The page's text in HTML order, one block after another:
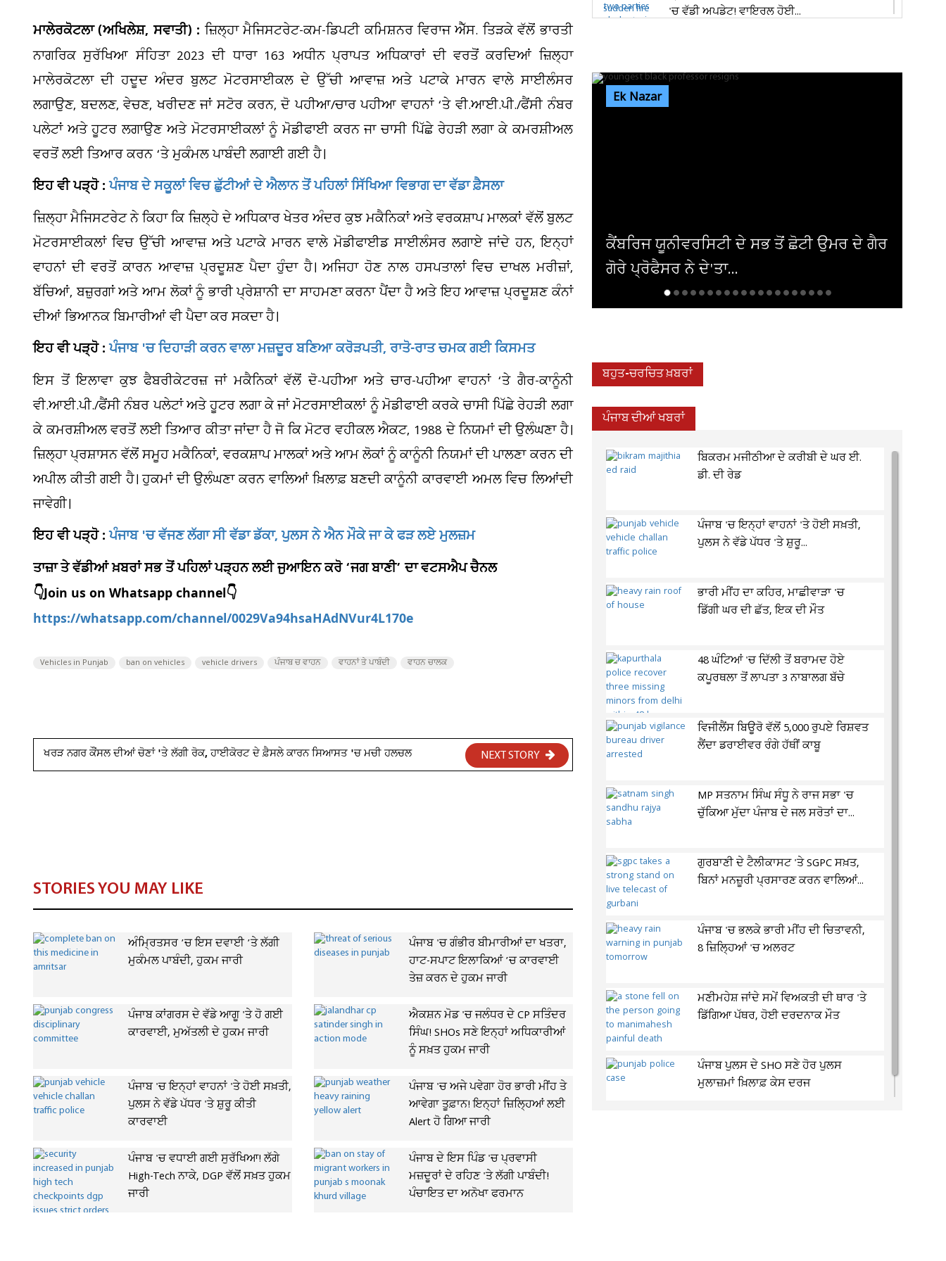
ਮਾਲੇਰਕੋਟਲਾ (ਅਖਿਲੇਸ਼, ਸਵਾਤੀ) :ਜ਼ਿਲ੍ਹਾ ਮੈਜਿਸਟਰੇਟ-ਕਮ-ਡਿਪਟੀ ਕਮਿਸ਼ਨਰ ਵਿਰਾਜ ਐੱਸ. ਤਿੜਕੇ ਵੱਲੋਂ ਭਾਰਤੀ
ਨਾਗਰਿਕ ਸੁਰੱਖਿਆ ਸੰਹਿਤਾ 2023 ਦੀ ਧਾਰਾ 163 ਅਧੀਨ ਪ੍ਰਾਪਤ ਅਧਿਕਾਰਾਂ ਦੀ ਵਰਤੋਂ ਕਰਦਿਆਂ ਜ਼ਿਲ੍ਹਾ
ਮਾਲੇਰਕੋਟਲਾ ਦੀ ਹਦੂਦ ਅੰਦਰ ਬੁਲਟ ਮੋਟਰਸਾਈਕਲ ਦੇ ਉੱਚੀ ਆਵਾਜ਼ ਅਤੇ ਪਟਾਕੇ ਮਾਰਨ ਵਾਲੇ ਸਾਈਲੰਸਰ
ਲਗਾਉਣ, ਬਦਲਣ, ਵੇਚਣ, ਖਰੀਦਣ ਜਾਂ ਸਟੋਰ ਕਰਨ, ਦੋ ਪਹੀਆ/ਚਾਰ ਪਹੀਆ ਵਾਹਨਾਂ ‘ਤੇ ਵੀ.ਆਈ.ਪੀ./ਫੈਂਸੀ ਨੰਬਰ
ਪਲੇਟਾਂ ਅਤੇ ਹੂਟਰ ਲਗਾਉਣ ਅਤੇ ਮੋਟਰਸਾਈਕਲਾਂ ਨੂੰ ਮੋਡੀਫਾਈ ਕਰਨ ਜਾ ਚਾਸੀ ਪਿੱਛੇ ਰੇਹੜੀ ਲਗਾ ਕੇ ਕਮਰਸ਼ੀਅਲ
ਵਰਤੋਂ ਲਈ ਤਿਆਰ ਕਰਨ ‘ਤੇ ਮੁਕੰਮਲ ਪਾਬੰਦੀ ਲਗਾਈ ਗਈ ਹੈ।
ਇਹ ਵੀ ਪੜ੍ਹੋ :ਪੰਜਾਬ ਦੇ ਸਕੂਲਾਂ ਵਿਚ ਛੁੱਟੀਆਂ ਦੇ ਐਲਾਨ ਤੋਂ ਪਹਿਲਾਂ ਸਿੱਖਿਆ ਵਿਭਾਗ ਦਾ ਵੱਡਾ ਫ਼ੈਸਲਾ
ਜ਼ਿਲ੍ਹਾ ਮੈਜਿਸਟਰੇਟ ਨੇ ਕਿਹਾ ਕਿ ਜ਼ਿਲ੍ਹੇ ਦੇ ਅਧਿਕਾਰ ਖੇਤਰ ਅੰਦਰ ਕੁਝ ਮਕੈਨਿਕਾਂ ਅਤੇ ਵਰਕਸ਼ਾਪ ਮਾਲਕਾਂ ਵੱਲੋਂ ਬੁਲਟ
ਮੋਟਰਸਾਈਕਲਾਂ ਵਿਚ ਉੱਚੀ ਆਵਾਜ਼ ਅਤੇ ਪਟਾਕੇ ਮਾਰਨ ਵਾਲੇ ਮੋਡੀਫਾਈਡ ਸਾਈਲੰਸਰ ਲਗਾਏ ਜਾਂਦੇ ਹਨ, ਇਨ੍ਹਾਂ
ਵਾਹਨਾਂ ਦੀ ਵਰਤੋਂ ਕਾਰਨ ਆਵਾਜ਼ ਪ੍ਰਦੂਸ਼ਣ ਪੈਦਾ ਹੁੰਦਾ ਹੈ। ਅਜਿਹਾ ਹੋਣ ਨਾਲ ਹਸਪਤਾਲਾਂ ਵਿਚ ਦਾਖਲ ਮਰੀਜ਼ਾਂ,
ਬੱਚਿਆਂ, ਬਜ਼ੁਰਗਾਂ ਅਤੇ ਆਮ ਲੋਕਾਂ ਨੂੰ ਭਾਰੀ ਪ੍ਰੇਸ਼ਾਨੀ ਦਾ ਸਾਹਮਣਾ ਕਰਨਾ ਪੈਂਦਾ ਹੈ ਅਤੇ ਇਹ ਆਵਾਜ਼ ਪ੍ਰਦੂਸ਼ਣ ਕੰਨਾਂ
ਦੀਆਂ ਭਿਆਨਕ ਬਿਮਾਰੀਆਂ ਵੀ ਪੈਦਾ ਕਰ ਸਕਦਾ ਹੈ।
ਇਹ ਵੀ ਪੜ੍ਹੋ :ਪੰਜਾਬ 'ਚ ਦਿਹਾੜੀ ਕਰਨ ਵਾਲਾ ਮਜ਼ਦੂਰ ਬਣਿਆ ਕਰੋੜਪਤੀ, ਰਾਤੋ-ਰਾਤ ਚਮਕ ਗਈ ਕਿਸਮਤ
ਇਸ ਤੋਂ ਇਲਾਵਾ ਕੁਝ ਫੈਬਰੀਕੇਟਰਜ਼ ਜਾਂ ਮਕੈਨਿਕਾਂ ਵੱਲੋਂ ਦੋ-ਪਹੀਆ ਅਤੇ ਚਾਰ-ਪਹੀਆ ਵਾਹਨਾਂ ‘ਤੇ ਗੈਰ-ਕਾਨੂੰਨੀ
ਵੀ.ਆਈ.ਪੀ./ਫੈਂਸੀ ਨੰਬਰ ਪਲੇਟਾਂ ਅਤੇ ਹੂਟਰ ਲਗਾ ਕੇ ਜਾਂ ਮੋਟਰਸਾਈਕਲਾਂ ਨੂੰ ਮੋਡੀਫਾਈ ਕਰਕੇ ਚਾਸੀ ਪਿੱਛੇ ਰੇਹੜੀ ਲਗਾ
ਕੇ ਕਮਰਸ਼ੀਅਲ ਵਰਤੋਂ ਲਈ ਤਿਆਰ ਕੀਤਾ ਜਾਂਦਾ ਹੈ ਜੋ ਕਿ ਮੋਟਰ ਵਹੀਕਲ ਐਕਟ, 1988 ਦੇ ਨਿਯਮਾਂ ਦੀ ਉਲੰਘਣਾ ਹੈ।
ਜ਼ਿਲ੍ਹਾ ਪ੍ਰਸ਼ਾਸਨ ਵੱਲੋਂ ਸਮੂਹ ਮਕੈਨਿਕਾਂ, ਵਰਕਸ਼ਾਪ ਮਾਲਕਾਂ ਅਤੇ ਆਮ ਲੋਕਾਂ ਨੂੰ ਕਾਨੂੰਨੀ ਨਿਯਮਾਂ ਦੀ ਪਾਲਣਾ ਕਰਨ ਦੀ
ਅਪੀਲ ਕੀਤੀ ਗਈ ਹੈ। ਹੁਕਮਾਂ ਦੀ ਉਲੰਘਣਾ ਕਰਨ ਵਾਲਿਆਂ ਖ਼ਿਲਾਫ਼ ਬਣਦੀ ਕਾਨੂੰਨੀ ਕਾਰਵਾਈ ਅਮਲ ਵਿਚ ਲਿਆਂਦੀ
ਜਾਵੇਗੀ।
ਇਹ ਵੀ ਪੜ੍ਹੋ :ਪੰਜਾਬ 'ਚ ਵੱਜਣ ਲੱਗਾ ਸੀ ਵੱਡਾ ਡੱਕਾ, ਪੁਲਸ ਨੇ ਐਨ ਮੌਕੇ ਜਾ ਕੇ ਫੜ ਲਏ ਮੁਲਜ਼ਮ
ਤਾਜ਼ਾ ਤੇ ਵੱਡੀਆਂ ਖ਼ਬਰਾਂ ਸਭ ਤੋਂ ਪਹਿਲਾਂ ਪੜ੍ਹਨ ਲਈ ਜੁਆਇਨ ਕਰੋ ‘ਜਗ ਬਾਣੀ’ ਦਾ ਵਟਸਐਪ ਚੈਨਲ
👇Join us on Whatsapp channel👇
https://whatsapp.com/channel/0029Va94hsaHAdNVur4L170e
Vehicles in Punjab ban on vehicles vehicle drivers ਪੰਜਾਬ ਚ ਵਾਹਨ ਵਾਹਨਾਂ ਤੇ ਪਾਬੰਦੀ ਵਾਹਨ ਚਾਲਕ
ਖਰੜ ਨਗਰ ਕੌਂਸਲ ਦੀਆਂ ਚੋਣਾਂ 'ਤੇ ਲੱਗੀ ਰੋਕ, ਹਾਈਕੋਰਟ ਦੇ ਫ਼ੈਸਲੇ ਕਾਰਨ ਸਿਆਸਤ 'ਚ ਮਚੀ ਹਲਚਲ NEXT STORY
STORIES YOU MAY LIKE
ਅੰਮ੍ਰਿਤਸਰ ’ਚ ਇਸ ਦਵਾਈ ’ਤੇ ਲੱਗੀ
ਮੁਕੰਮਲ ਪਾਬੰਦੀ, ਹੁਕਮ ਜਾਰੀ
ਪੰਜਾਬ 'ਚ ਗੰਭੀਰ ਬੀਮਾਰੀਆਂ ਦਾ ਖਤਰਾ,
ਹਾਟ-ਸਪਾਟ ਇਲਾਕਿਆਂ ’ਚ ਕਾਰਵਾਈ
ਤੇਜ਼ ਕਰਨ ਦੇ ਹੁਕਮ ਜਾਰੀ
ਪੰਜਾਬ ਕਾਂਗਰਸ ਦੇ ਵੱਡੇ ਆਗੂ 'ਤੇ ਹੋ ਗਈ
ਕਾਰਵਾਈ, ਮੁਅੱਤਲੀ ਦੇ ਹੁਕਮ ਜਾਰੀ
ਐਕਸ਼ਨ ਮੋਡ 'ਚ ਜਲੰਧਰ ਦੇ CP ਸਤਿੰਦਰ
ਸਿੰਘ! SHOs ਸਣੇ ਇਨ੍ਹਾਂ ਅਧਿਕਾਰੀਆਂ
ਨੂੰ ਸਖ਼ਤ ਹੁਕਮ ਜਾਰੀ
ਪੰਜਾਬ 'ਚ ਇਨ੍ਹਾਂ ਵਾਹਨਾਂ 'ਤੇ ਹੋਈ ਸਖ਼ਤੀ,
ਪੁਲਸ ਨੇ ਵੱਡੇ ਪੱਧਰ 'ਤੇ ਸ਼ੁਰੂ ਕੀਤੀ
ਕਾਰਵਾਈ
ਪੰਜਾਬ 'ਚ ਅਜੇ ਪਵੇਗਾ ਹੋਰ ਭਾਰੀ ਮੀਂਹ ਤੇ
ਆਵੇਗਾ ਤੂਫ਼ਾਨ! ਇਨ੍ਹਾਂ ਜ਼ਿਲ੍ਹਿਆਂ ਲਈ
Alert ਹੋ ਗਿਆ ਜਾਰੀ
ਪੰਜਾਬ 'ਚ ਵਧਾਈ ਗਈ ਸੁਰੱਖਿਆ! ਲੱਗੇ
High-Tech ਨਾਕੇ, DGP ਵੱਲੋਂ ਸਖ਼ਤ ਹੁਕਮ
ਜਾਰੀ
ਪੰਜਾਬ ਦੇ ਇਸ ਪਿੰਡ 'ਚ ਪ੍ਰਵਾਸੀ
ਮਜ਼ਦੂਰਾਂ ਦੇ ਰਹਿਣ 'ਤੇ ਲੱਗੀ ਪਾਬੰਦੀ!
ਪੰਚਾਇਤ ਦਾ ਅਨੋਖਾ ਫਰਮਾਨ
'ਚ ਵੱਡੀ ਅਪਡੇਟ! ਵਾਇਰਲ ਹੋਈ...
Ek Nazar
ਕੈਂਬਰਿਜ ਯੂਨੀਵਰਸਿਟੀ ਦੇ ਸਭ ਤੋਂ ਛੋਟੀ ਉਮਰ ਦੇ ਗੈਰ
ਗੋਰੇ ਪ੍ਰੋਫੈਸਰ ਨੇ ਦੇ'ਤਾ...
ਅਮਰੀਕਾ ਨੇ ਇਰਾਕੀ ਏਅਰਾਲਾਈਨ ਤੋਂ
ਪਾਬੰਦੀ
ਬਹੁਤ-ਚਰਚਿਤ ਖ਼ਬਰਾਂ
ਪੰਜਾਬ ਦੀਆਂ ਖਬਰਾਂ
ਬਿਕਰਮ ਮਜੀਠੀਆ ਦੇ ਕਰੀਬੀ ਦੇ ਘਰ ਈ.
ਡੀ. ਦੀ ਰੇਡ
ਪੰਜਾਬ 'ਚ ਇਨ੍ਹਾਂ ਵਾਹਨਾਂ 'ਤੇ ਹੋਈ ਸਖ਼ਤੀ,
ਪੁਲਸ ਨੇ ਵੱਡੇ ਪੱਧਰ 'ਤੇ ਸ਼ੁਰੂ...
ਭਾਰੀ ਮੀਂਹ ਦਾ ਕਹਿਰ, ਮਾਛੀਵਾੜਾ 'ਚ
ਡਿੱਗੀ ਘਰ ਦੀ ਛੱਤ, ਇਕ ਦੀ ਮੌਤ
48 ਘੰਟਿਆਂ 'ਚ ਦਿੱਲੀ ਤੋਂ ਬਰਾਮਦ ਹੋਏ
ਕਪੂਰਥਲਾ ਤੋਂ ਲਾਪਤਾ 3 ਨਾਬਾਲਗ ਬੱਚੇ
ਵਿਜੀਲੈਂਸ ਬਿਊਰੋ ਵੱਲੋਂ 5,000 ਰੁਪਏ ਰਿਸ਼ਵਤ
ਲੈਂਦਾ ਡਰਾਈਵਰ ਰੰਗੇ ਹੱਥੀਂ ਕਾਬੂ
MP ਸਤਨਾਮ ਸਿੰਘ ਸੰਧੂ ਨੇ ਰਾਜ ਸਭਾ 'ਚ
ਚੁੱਕਿਆ ਮੁੱਦਾ ਪੰਜਾਬ ਦੇ ਜਲ ਸਰੋਤਾਂ ਦਾ...
ਗੁਰਬਾਣੀ ਦੇ ਟੈਲੀਕਾਸਟ 'ਤੇ SGPC ਸਖ਼ਤ,
ਬਿਨਾਂ ਮਨਜ਼ੂਰੀ ਪ੍ਰਸਾਰਣ ਕਰਨ ਵਾਲਿਆਂ...
ਪੰਜਾਬ 'ਚ ਭਲਕੇ ਭਾਰੀ ਮੀਂਹ ਦੀ ਚਿਤਾਵਨੀ,
8 ਜ਼ਿਲ੍ਹਿਆਂ 'ਚ ਅਲਰਟ
ਮਣੀਮਹੇਸ਼ ਜਾਂਦੇ ਸਮੇਂ ਵਿਅਕਤੀ ਦੀ ਥਾਰ 'ਤੇ
ਡਿੱਗਿਆ ਪੱਥਰ, ਹੋਈ ਦਰਦਨਾਕ ਮੌਤ
ਪੰਜਾਬ ਪੁਲਸ ਦੇ SHO ਸਣੇ ਹੋਰ ਪੁਲਸ
ਮੁਲਾਜ਼ਮਾਂ ਖ਼ਿਲਾਫ਼ ਕੇਸ ਦਰਜ